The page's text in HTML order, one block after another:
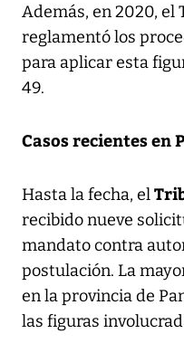
Además, en 2020, el
reglamentó los
para aplicar esta
49.
Casos recientes en
Hasta la fecha, el
recibido nueve
mandato contra
postulación. La
en la provincia de
las figuras